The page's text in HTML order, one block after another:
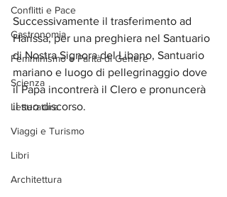
Conflitti e Pace
Gastronomia
Femminismo e Parità di Genere
Scienza
Letteratura
Viaggi e Turismo
Libri
Architettura
Successivamente il trasferimento ad
Harissa, per una preghiera nel Santuario
di Nostra Signora del Libano, Santuario
mariano e luogo di pellegrinaggio dove
il Papa incontrerà il Clero e pronuncerà
il suo discorso.